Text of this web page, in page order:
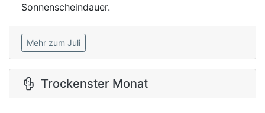
Sonnenscheindauer.
Mehr zum Juli
Trockenster Monat